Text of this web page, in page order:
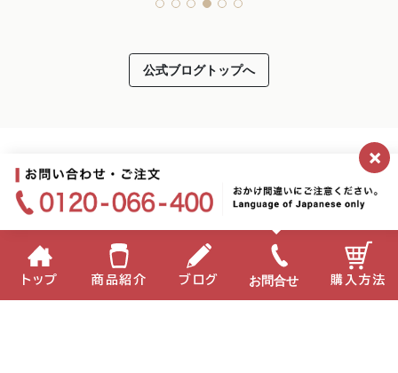
公式ブログトップへ
×
トップ 商品紹介 ブログ お問合せ 購入方法